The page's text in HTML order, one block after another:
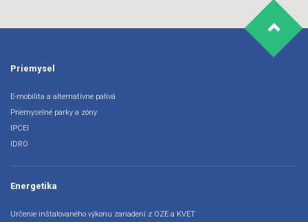
Priemysel
E-mobilita a alternatívne palivá
Priemyselné parky a zóny
IPCEI
IDRO
Energetika
Určenie inštalovaného výkonu zariadení z OZE a KVET